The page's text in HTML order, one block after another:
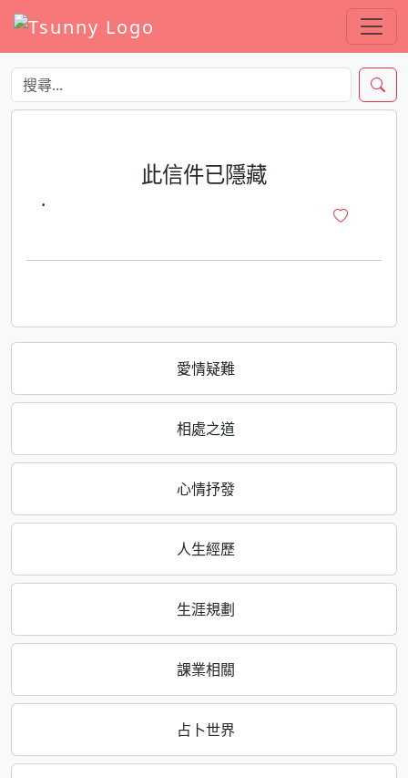
愛情疑難
相處之道
心情抒發
人生經歷
生涯規劃
課業相關
占卜世界
此信件已隱藏
·